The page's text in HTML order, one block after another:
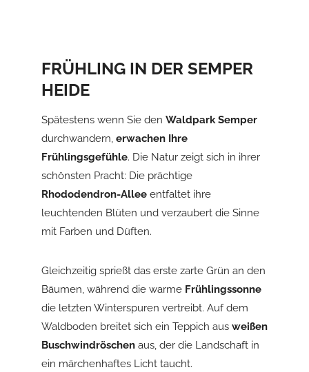
FRÜHLING IN DER SEMPER
HEIDE
Spätestens wenn Sie den Waldpark Semper
durchwandern, erwachen Ihre
Frühlingsgefühle. Die Natur zeigt sich in ihrer
schönsten Pracht: Die prächtige
Rhododendron-Allee entfaltet ihre
leuchtenden Blüten und verzaubert die Sinne
mit Farben und Düften.
Gleichzeitig sprießt das erste zarte Grün an den
Bäumen, während die warme Frühlingssonne
die letzten Winterspuren vertreibt. Auf dem
Waldboden breitet sich ein Teppich aus weißen
Buschwindröschen aus, der die Landschaft in
ein märchenhaftes Licht taucht.